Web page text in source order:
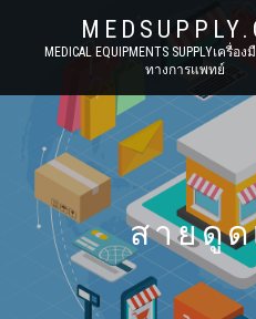
MEDICAL EQUIPMENTS SUPPLYเครื่
ทางการแพทย์
สายดู